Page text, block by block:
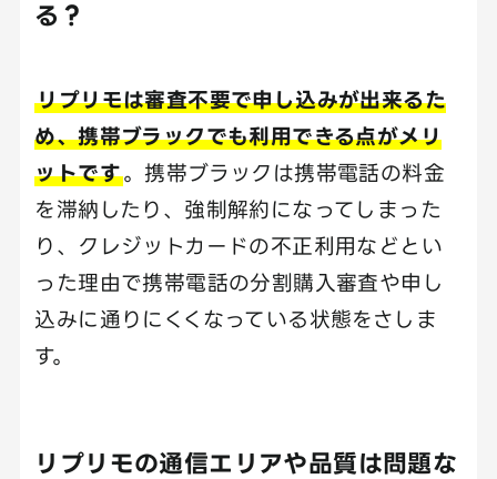
る？
リプリモは審査不要で申し込みが出来るた
め、携帯ブラックでも利用できる点がメリ
ットです。携帯ブラックは携帯電話の料金
を滞納したり、強制解約になってしまった
り、クレジットカードの不正利用などとい
った理由で携帯電話の分割購入審査や申し
込みに通りにくくなっている状態をさしま
す。
リプリモの通信エリアや品質は問題な